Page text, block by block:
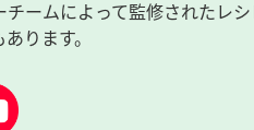
ームによって監修されたレ
ります。